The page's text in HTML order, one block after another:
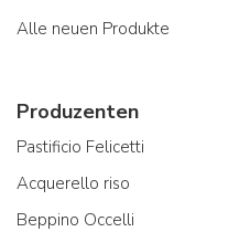
Alle neuen Produkte
Produzenten
Pastificio Felicetti
Acquerello riso
Beppino Occelli